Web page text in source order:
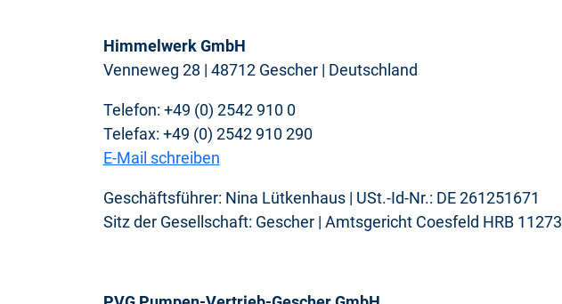
Himmelwerk GmbH
Venneweg 28 | 48712 Gescher | Deutschland
Telefon: +49 (0) 2542 910 0
Telefax: +49 (0) 2542 910 290
E-Mail schreiben
Geschäftsführer: Nina Lütkenhaus | USt.-Id-Nr.: DE 261251671
Sitz der Gesellschaft: Gescher | Amtsgericht Coesfeld HRB 11273